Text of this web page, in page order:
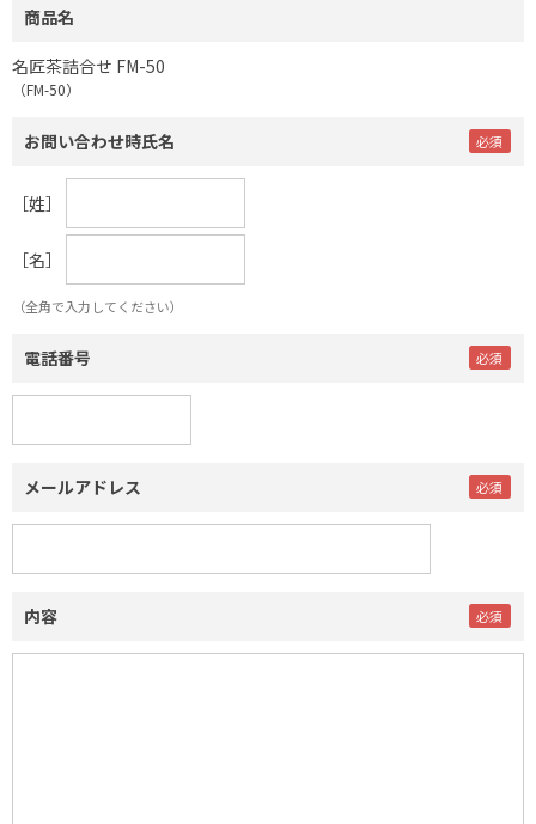
商品名
名匠茶詰合せ FM-50
（FM-50）
お問い合わせ時氏名
［姓］
［名］
（全角で入力してください）
電話番号
メールアドレス
内容